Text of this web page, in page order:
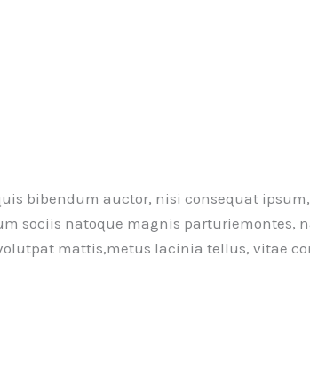
bibendum auctor, nisi consequat
sociis natoque magnis parturiemontes,
mattis,metus lacinia tellus, vitae